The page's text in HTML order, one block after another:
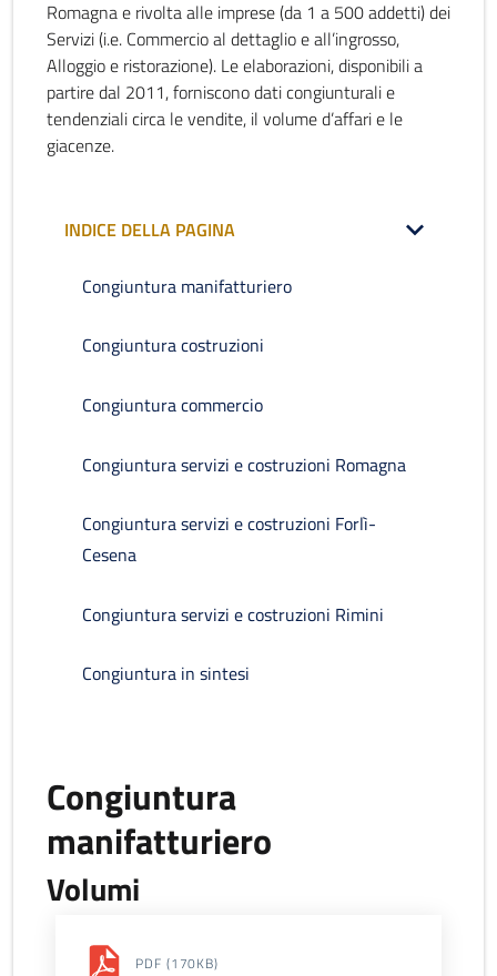
Romagna e rivolta alle imprese (da 1 a 500 addetti) dei
Servizi (i.e. Commercio al dettaglio e all’ingrosso,
Alloggio e ristorazione). Le elaborazioni, disponibili a
partire dal 2011, forniscono dati congiunturali e
tendenziali circa le vendite, il volume d’affari e le
giacenze.
INDICE DELLA PAGINA
Congiuntura manifatturiero
Congiuntura costruzioni
Congiuntura commercio
Congiuntura servizi e costruzioni Romagna
Congiuntura servizi e costruzioni Forlì-
Cesena
Congiuntura servizi e costruzioni Rimini
Congiuntura in sintesi
Congiuntura
manifatturiero
Volumi
PDF (170KB)